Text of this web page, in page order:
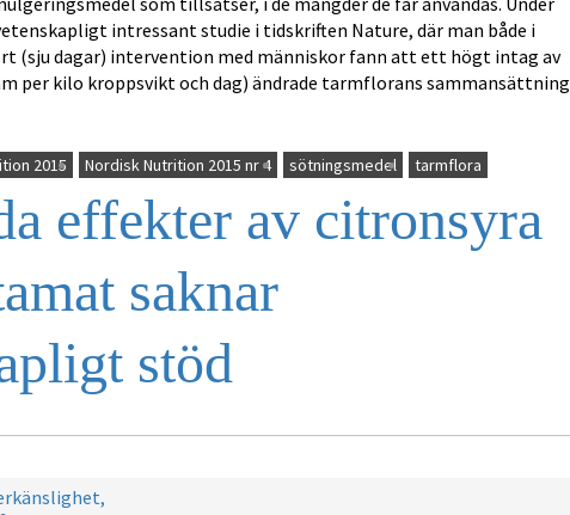
intressant studie i tidskriften Nature, där man både i
(sju dagar) intervention med människor fann att ett högt intag av
per kilo kroppsvikt och dag) ändrade tarmflorans sammansättning
2015 Nordisk Nutrition 2015 nr 4 sötningsmedel tarmflora
effekter av citronsyra
saknar
stöd